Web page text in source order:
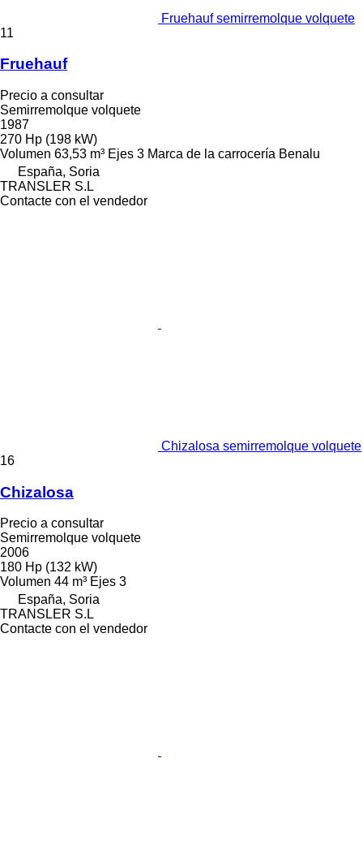
Fruehauf semirremolque volquete
11
Fruehauf
Precio a consultar
Semirremolque volquete
1987
270 Hp (198 kW)
Volumen 63,53 m³ Ejes 3 Marca de la carrocería Benalu
España, Soria
TRANSLER S.L
Contacte con el vendedor
Chizalosa semirremolque volquete
16
Chizalosa
Precio a consultar
Semirremolque volquete
2006
180 Hp (132 kW)
Volumen 44 m³ Ejes 3
España, Soria
TRANSLER S.L
Contacte con el vendedor